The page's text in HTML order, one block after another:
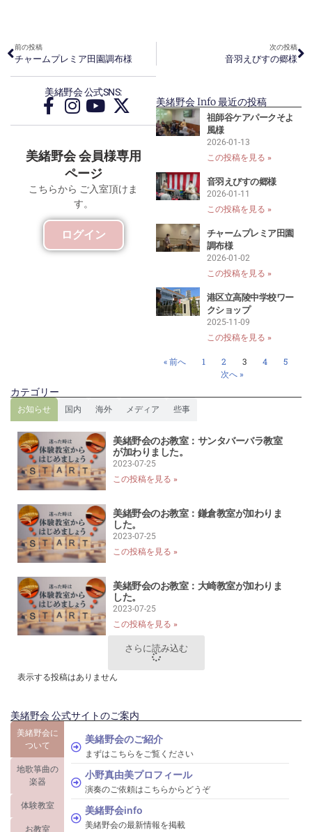
前の投稿
チャームプレミア田園調布様
次の投稿
音羽えびすの郷様
美緒野会 公式SNS:
美緒野会 会員様専用
ページ
こちらから ご入室頂けま
す。
ログイン
美緒野会 Info 最近の投稿
祖師谷ケアパークそよ
風様
2026-01-13
この投稿を見る »
音羽えびすの郷様
2026-01-11
この投稿を見る »
チャームプレミア田園
調布様
2026-01-02
この投稿を見る »
港区立高陵中学校ワー
クショップ
2025-11-09
この投稿を見る »
« 前へ 1 2 3 4
5
次へ »
カテゴリー
お知らせ 国内 海外 メディア 些事
美緒野会のお教室：サンタバーバラ教室
が加わりました。
2023-07-25
この投稿を見る »
美緒野会のお教室：鎌倉教室が加わりま
した。
2023-07-25
この投稿を見る »
美緒野会のお教室：大崎教室が加わりま
した。
2023-07-25
この投稿を見る »
さらに読み込む
表示する投稿はありません
美緒野会 公式サイトのご案内
美緒野会に
ついて
地歌箏曲の
楽器
体験教室
お教室
美緒野会のご紹介
まずはこちらをご覧ください
小野真由美プロフィール
演奏のご依頼はこちらからどうぞ
美緒野会info
美緒野会の最新情報を掲載